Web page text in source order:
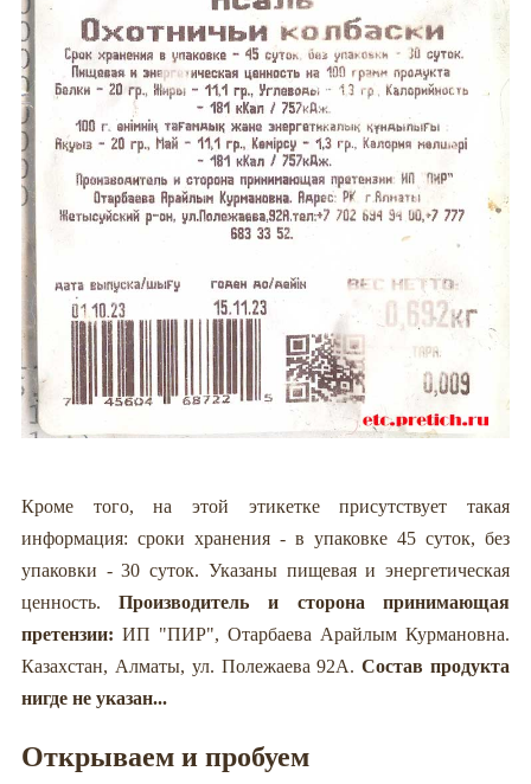
Кроме того, на этой этикетке присутствует такая
информация: сроки хранения - в упаковке 45 суток, без
упаковки - 30 суток. Указаны пищевая и энергетическая
ценность.Производитель и сторона принимающая
претензии: ИП "ПИР", Отарбаева Арайлым Курмановна.
Казахстан, Алматы, ул. Полежаева 92А.Состав продукта
нигде не указан...
Открываем и пробуем